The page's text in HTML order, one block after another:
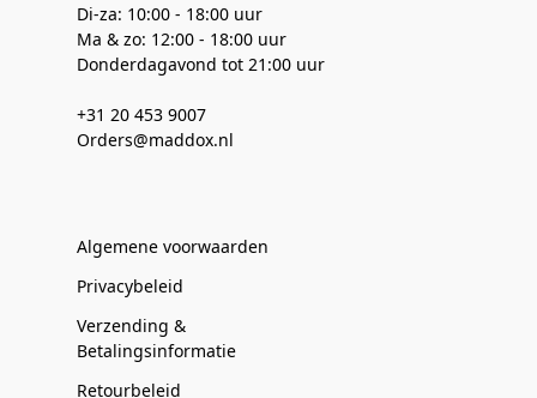
Di-za: 10:00 - 18:00 uur
Ma & zo: 12:00 - 18:00 uur
Donderdagavond tot 21:00 uur
+31 20 453 9007
Orders@maddox.nl
Algemene voorwaarden
Privacybeleid
Verzending &
Betalingsinformatie
Retourbeleid